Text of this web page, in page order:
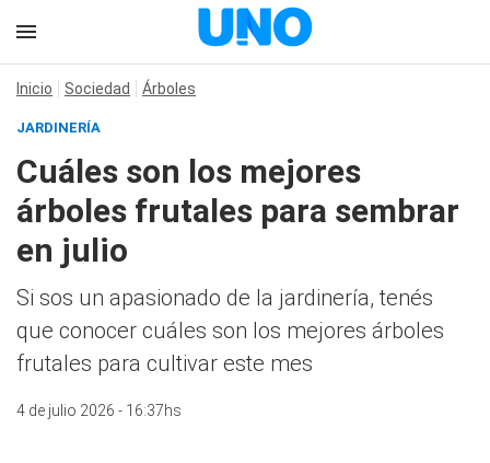
Inicio Sociedad Árboles
JARDINERÍA
Cuáles son los mejores
árboles frutales para sembrar
en julio
Si sos un apasionado de la jardinería, tenés
que conocer cuáles son los mejores árboles
frutales para cultivar este mes
4 de julio 2026 - 16:37hs